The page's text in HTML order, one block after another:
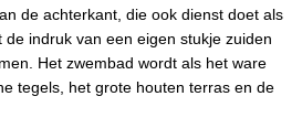
de achterkant, die ook dienst doet als
indruk van een eigen stukje zuiden
Het zwembad wordt als het ware
tegels, het grote houten terras en de